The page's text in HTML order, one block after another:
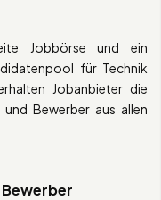
Jobbörse und ein
für Technik
Jobanbieter die
Bewerber aus allen
Bewerber